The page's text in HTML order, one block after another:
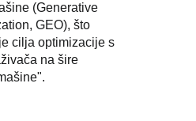
(Generative
GEO), što
cilja optimizacije s
na šire